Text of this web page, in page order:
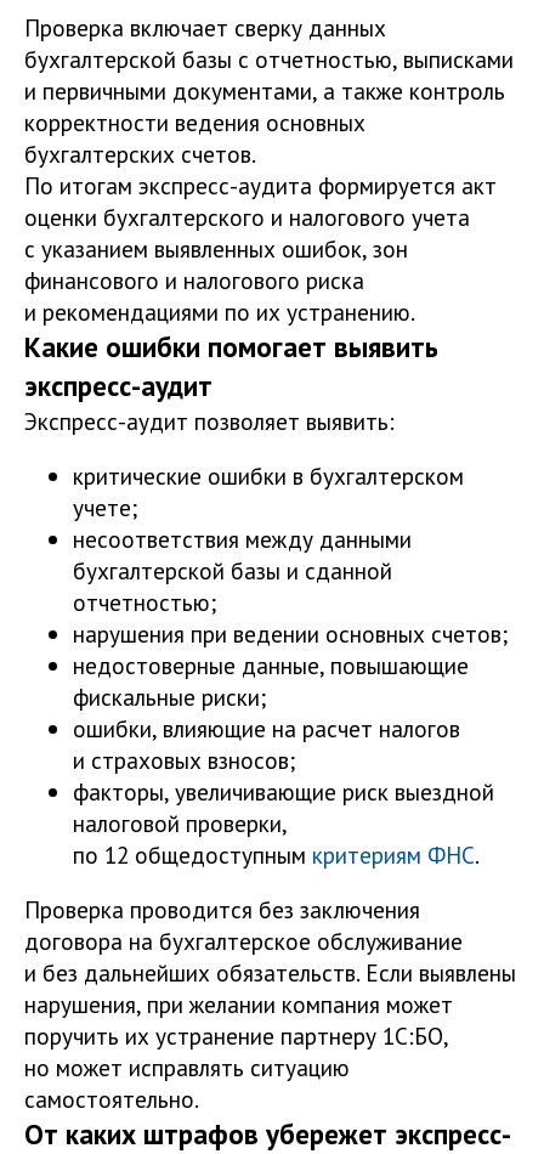
Проверка включает сверку данных
бухгалтерской базы с отчетностью, выписками
и первичными документами, а также контроль
корректности ведения основных
бухгалтерских счетов.
По итогам экспресс-аудита формируется акт
оценки бухгалтерского и налогового учета
с указанием выявленных ошибок, зон
финансового и налогового риска
и рекомендациями по их устранению.
Какие ошибки помогает выявить
экспресс-аудит
Экспресс-аудит позволяет выявить:
критические ошибки в бухгалтерском
учете;
несоответствия между данными
бухгалтерской базы и сданной
отчетностью;
нарушения при ведении основных счетов;
недостоверные данные, повышающие
фискальные риски;
ошибки, влияющие на расчет налогов
и страховых взносов;
факторы, увеличивающие риск выездной
налоговой проверки,
по 12 общедоступным критериям ФНС.
Проверка проводится без заключения
договора на бухгалтерское обслуживание
и без дальнейших обязательств. Если выявлены
нарушения, при желании компания может
поручить их устранение партнеру 1С:БО,
но может исправлять ситуацию
самостоятельно.
От каких штрафов убережет экспресс-